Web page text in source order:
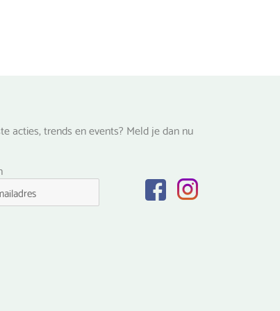
acties, trends en events? Meld je dan nu